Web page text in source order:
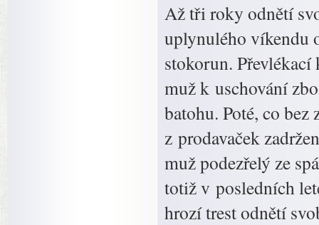
Až tři roky odnětí
uplynulého víkendu
stokorun.
muž k uschování
batohu. Poté, co
z prodavaček
muž podezřelý ze
totiž v posledních
hrozí trest odnětí